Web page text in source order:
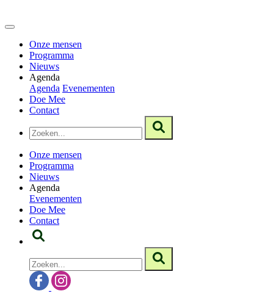
Onze mensen
Programma
Nieuws
Agenda
Agenda Evenementen
Doe Mee
Contact
Onze mensen
Programma
Nieuws
Agenda
Evenementen
Doe Mee
Contact